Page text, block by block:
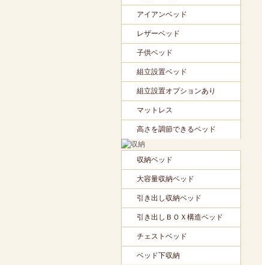
アイアンベッド
レザーベッド
子供ベッド
組立設置ベッド
組立設置オプションあり
マットレス
高さを調節できるベッド
収納ベッド
大容量収納ベッド
引き出し収納ベッド
引き出しＢＯＸ構造ベッド
チェストベッド
ベッド下収納